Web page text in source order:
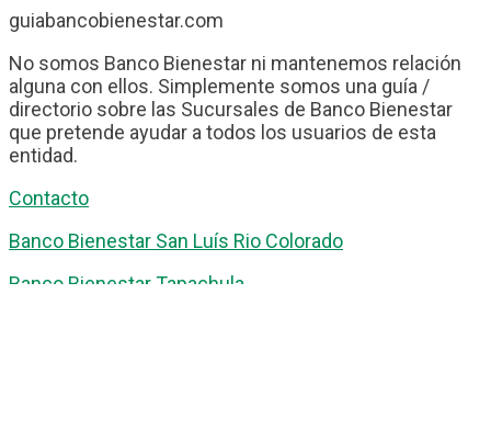
guiabancobienestar.com
No somos Banco Bienestar ni mantenemos relación
alguna con ellos. Simplemente somos una guía /
directorio sobre las Sucursales de Banco Bienestar
que pretende ayudar a todos los usuarios de esta
entidad.
Contacto
Banco Bienestar San Luís Rio Colorado
Banco Bienestar Tapachula